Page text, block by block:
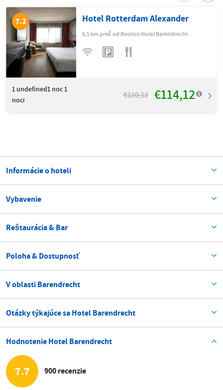
7.3 Hotel Rotterdam Alexander
8,5 km preč od Bastion Hotel Barendrecht
1 undefined1 noc 1
noci
€120,12 €114,12
Informácie o hoteli
Vybavenie
Reštaurácia & Bar
Poloha & Dostupnosť
V oblasti Barendrecht
Otázky týkajúce sa Hotel Barendrecht
Hodnotenie Hotel Barendrecht
7.7 900 recenzie